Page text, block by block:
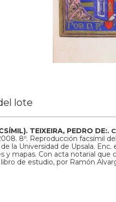
lote
TEIXEIRA, PEDRO DE:.
8º. Reproducción facsímil
la Universidad de Upsala.
y mapas. Con acta notarial que
de estudio, por Ramón